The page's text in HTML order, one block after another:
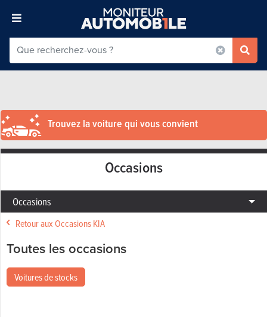
Trouvez la voiture qui vous convient
Occasions
Occasions
Retour aux Occasions KIA
Toutes les occasions
Voitures de stocks